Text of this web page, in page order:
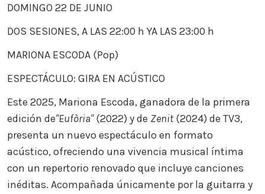
DOMINGO 22 DE JUNIO
DOS SESIONES, A LAS 22:00 h YA LAS 23:00 h
MARIONA ESCODA (Pop)
ESPECTÁCULO: GIRA EN ACÚSTICO
Este 2025, Mariona Escoda, ganadora de la primera
edición de"Eufòria"(2022) y de Zenit(2024) de TV3,
presenta un nuevo espectáculo en formato
acústico, ofreciendo una vivencia musical íntima
con un repertorio renovado que incluye canciones
inéditas. Acompañada únicamente por la guitarra y